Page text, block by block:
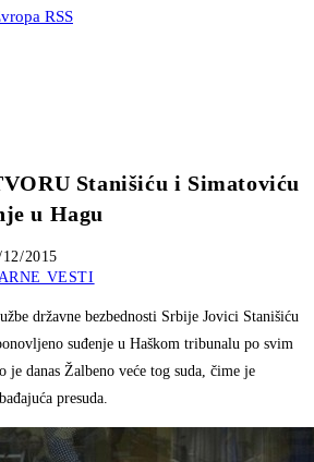
RSS
Stanišiću i Simatoviću
u Hagu
12/2015
VESTI
državne bezbednosti Srbije Jovici Stanišiću
suđenje u Haškom tribunalu po svim
je danas Žalbeno veće tog suda, čime je
presuda.